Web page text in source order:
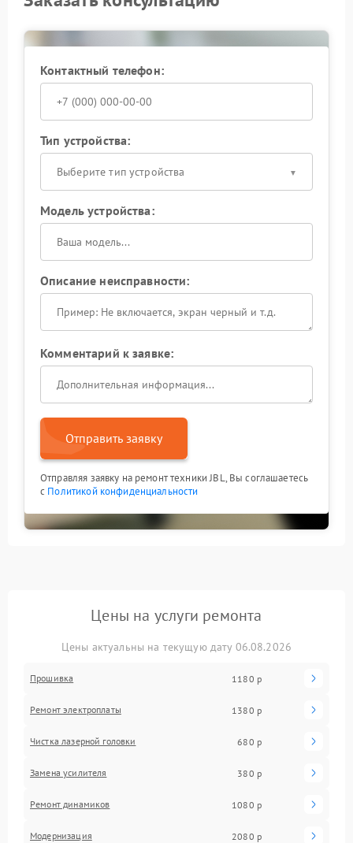
Контактный телефон:
Тип устройства:
Выберите тип устройства
Модель устройства:
Описание неисправности:
Комментарий к заявке:
Отправить заявку
Отправляя заявку на ремонт техники JBL, Вы соглашаетесь
с Политикой конфиденциальности
Цены на услуги ремонта
Цены актуальны на текущую дату 06.08.2026
Прошивка 1180 р
Ремонт электроплаты 1380 р
Чистка лазерной головки 680 р
Замена усилителя 380 р
Ремонт динамиков 1080 р
Модернизация 2080 р